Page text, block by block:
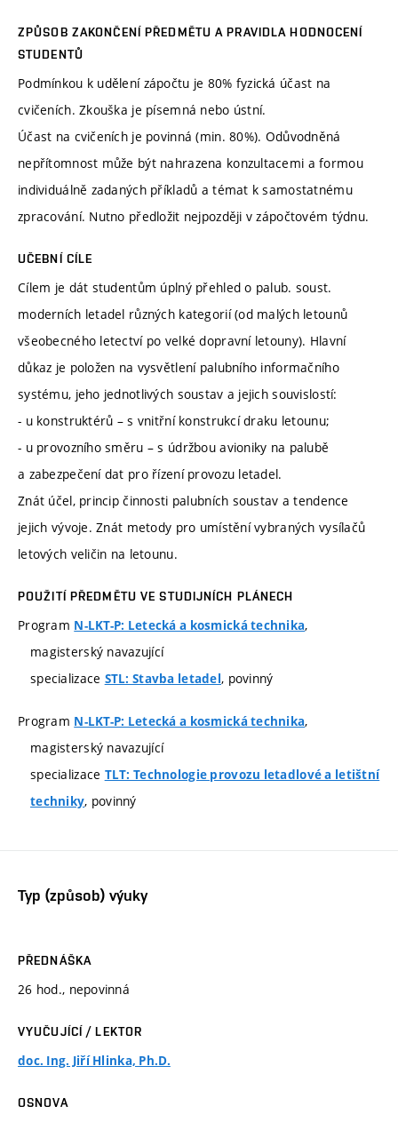
ZPŮSOB ZAKONČENÍ PŘEDMĚTU A PRAVIDLA HODNOCENÍ
STUDENTŮ
Podmínkou k udělení zápočtu je 80% fyzická účast na
cvičeních. Zkouška je písemná nebo ústní.
Účast na cvičeních je povinná (min. 80%). Odůvodněná
nepřítomnost může být nahrazena konzultacemi a formou
individuálně zadaných příkladů a témat k samostatnému
zpracování. Nutno předložit nejpozději v zápočtovém týdnu.
UČEBNÍ CÍLE
Cílem je dát studentům úplný přehled o palub. soust.
moderních letadel různých kategorií (od malých letounů
všeobecného letectví po velké dopravní letouny). Hlavní
důkaz je položen na vysvětlení palubního informačního
systému, jeho jednotlivých soustav a jejich souvislostí:
- u konstruktérů – s vnitřní konstrukcí draku letounu;
- u provozního směru – s údržbou avioniky na palubě
a zabezpečení dat pro řízení provozu letadel.
Znát účel, princip činnosti palubních soustav a tendence
jejich vývoje. Znát metody pro umístění vybraných vysílačů
letových veličin na letounu.
POUŽITÍ PŘEDMĚTU VE STUDIJNÍCH PLÁNECH
Program N-LKT-P: Letecká a kosmická technika,
magisterský navazující
specializace STL: Stavba letadel, povinný
Program N-LKT-P: Letecká a kosmická technika,
magisterský navazující
specializace TLT: Technologie provozu letadlové a letištní
techniky, povinný
Typ (způsob) výuky
PŘEDNÁŠKA
26 hod., nepovinná
VYUČUJÍCÍ / LEKTOR
doc. Ing. Jiří Hlinka, Ph.D.
OSNOVA